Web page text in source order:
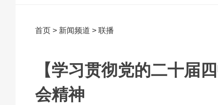
首页 > 新闻频道 > 联播
【学习贯彻党的二十届
会精神